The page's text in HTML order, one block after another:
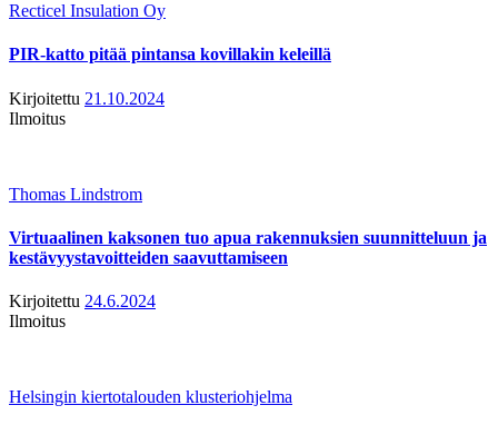
Recticel Insulation Oy
PIR-katto pitää pintansa kovillakin keleillä
Kirjoitettu 21.10.2024
Ilmoitus
Thomas Lindstrom
Virtuaalinen kaksonen tuo apua rakennuksien suunnitteluun ja
kestävyystavoitteiden saavuttamiseen
Kirjoitettu 24.6.2024
Ilmoitus
Helsingin kiertotalouden klusteriohjelma